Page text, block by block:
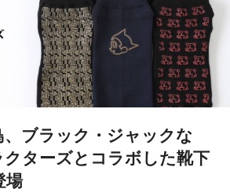
、ブラック・ジャックな
クターズとコラボした靴下
場